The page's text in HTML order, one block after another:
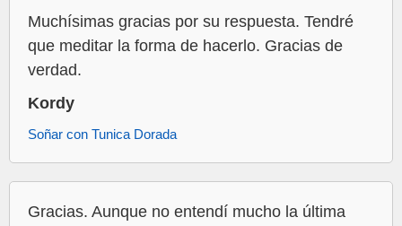
Muchísimas gracias por su respuesta. Tendré
que meditar la forma de hacerlo. Gracias de
verdad.
Kordy
Soñar con Tunica Dorada
Gracias. Aunque no entendí mucho la última